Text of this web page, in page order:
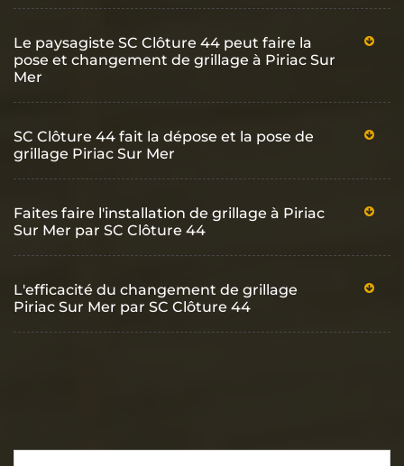
Le paysagiste SC Clôture 44 peut faire la
pose et changement de grillage à Piriac Sur
Mer
SC Clôture 44 fait la dépose et la pose de
grillage Piriac Sur Mer
Faites faire l'installation de grillage à Piriac
Sur Mer par SC Clôture 44
L'efficacité du changement de grillage
Piriac Sur Mer par SC Clôture 44